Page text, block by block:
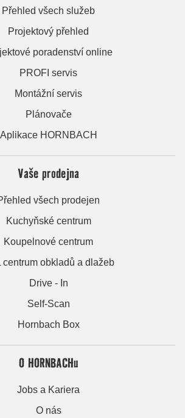
Přehled všech služeb
Projektový přehled
poradenství online
PROFI servis
Montážní servis
Plánovače
Aplikace HORNBACH
Vaše prodejna
všech prodejen
Kuchyňské centrum
Koupelnové centrum
centrum obkladů a dlažeb
Drive - In
Self-Scan
Hornbach Box
O HORNBACHu
Jobs a Kariera
O nás